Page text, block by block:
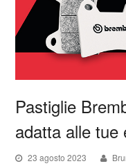
Pastiglie
adatta alle tue
23 agosto 2023